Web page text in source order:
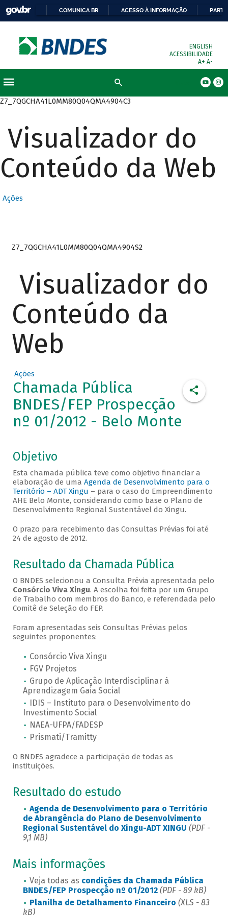
COMUNICA BR ACESSO À INFORMAÇÃO
ENGLISH
ACESSIBILIDADE
A+ A-
Z7_7QGCHA41L0MM80Q04QMA4904C3
Visualizador do
Conteúdo da Web
Ações
Z7_7QGCHA41L0MM80Q04QMA4904S2
Visualizador do
Conteúdo da
Web
Ações
Chamada Pública
BNDES/FEP Prospecção
nº 01/2012 - Belo Monte
Objetivo
Esta chamada pública teve como objetivo financiar a
elaboração de uma Agenda de Desenvolvimento para o
Território – ADT Xingu – para o caso do Empreendimento
AHE Belo Monte, considerando como base o Plano de
Desenvolvimento Regional Sustentável do Xingu.
O prazo para recebimento das Consultas Prévias foi até
24 de agosto de 2012.
Resultado da Chamada Pública
O BNDES selecionou a Consulta Prévia apresentada pelo
Consórcio Viva Xingu. A escolha foi feita por um Grupo
de Trabalho com membros do Banco, e referendada pelo
Comitê de Seleção do FEP.
Foram apresentadas seis Consultas Prévias pelos
seguintes proponentes:
Consórcio Viva Xingu
FGV Projetos
Grupo de Aplicação Interdisciplinar à
Aprendizagem Gaia Social
IDIS – Instituto para o Desenvolvimento do
Investimento Social
NAEA-UFPA/FADESP
Prismati/Tramitty
O BNDES agradece a participação de todas as
instituições.
Resultado do estudo
Agenda de Desenvolvimento para o Território
de Abrangência do Plano de Desenvolvimento
Regional Sustentável do Xingu-ADT XINGU (PDF -
9,1 MB)
Mais informações
Veja todas as condições da Chamada Pública
BNDES/FEP Prospecção nº 01/2012 (PDF - 89 kB)
Planilha de Detalhamento Financeiro (XLS - 83
kB)